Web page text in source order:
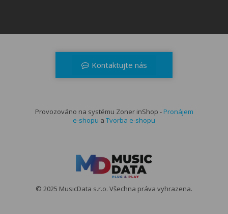
Kontaktujte nás
Kontaktní formulář
Provozováno na systému Zoner inShop - Pronájem
e-shopu a Tvorba e-shopu
© 2025 MusicData s.r.o. Všechna práva vyhrazena.